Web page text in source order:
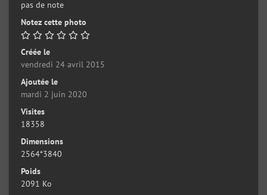
pas de note
Notez cette photo
Créée le
vendredi 24 avril 2015
Ajoutée le
mardi 2 juin 2020
Visites
18358
Dimensions
2564*3840
Poids
2091 Ko